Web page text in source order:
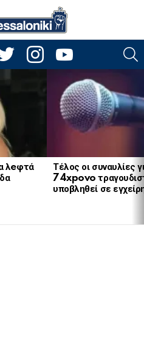
twitter instagramyoutube
λeφτά
Τέλος οι συναυλίες
74xpovo
υποβληθεί σε